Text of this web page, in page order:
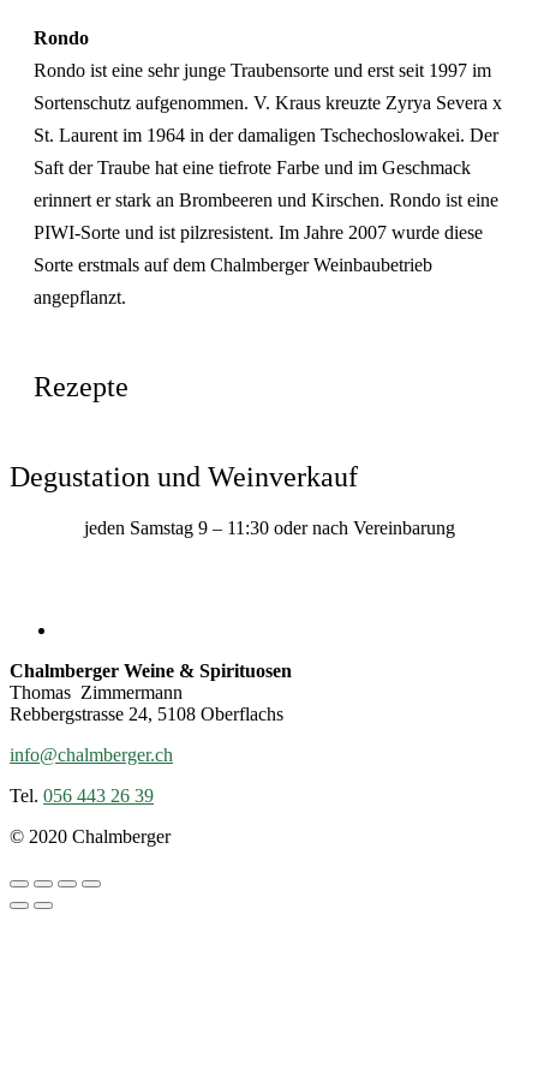
Rondo
Rondo ist eine sehr junge Traubensorte und erst seit 1997 im
Sortenschutz aufgenommen. V. Kraus kreuzte Zyrya Severa x
St. Laurent im 1964 in der damaligen Tschechoslowakei. Der
Saft der Traube hat eine tiefrote Farbe und im Geschmack
erinnert er stark an Brombeeren und Kirschen. Rondo ist eine
PIWI-Sorte und ist pilzresistent. Im Jahre 2007 wurde diese
Sorte erstmals auf dem Chalmberger Weinbaubetrieb
angepflanzt.
Rezepte
Degustation und Weinverkauf
jeden Samstag 9 – 11:30 oder nach Vereinbarung
Chalmberger Weine & Spirituosen
Thomas Zimmermann
Rebbergstrasse 24, 5108 Oberflachs
info@chalmberger.ch
Tel. 056 443 26 39
© 2020 Chalmberger